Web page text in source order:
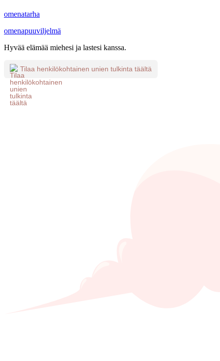
omenatarha
omenapuuviljelmä
Hyvää elämää miehesi ja lastesi kanssa.
Tilaa henkilökohtainen unien tulkinta täältä